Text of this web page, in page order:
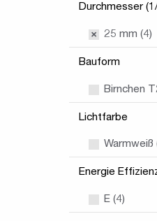
Durchmesser
25 mm (4)
Bauform
Birnchen
Lichtfarbe
Warmweiß
Energie
E (4)